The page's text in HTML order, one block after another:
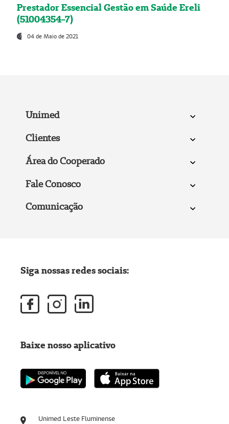
Prestador Essencial Gestão em Saúde Ereli
(51004354-7)
04 de Maio de 2021
Unimed
Clientes
Área do Cooperado
Fale Conosco
Comunicação
Unimed Leste Fluminense
Siga nossas redes sociais:
Baixe nosso aplicativo